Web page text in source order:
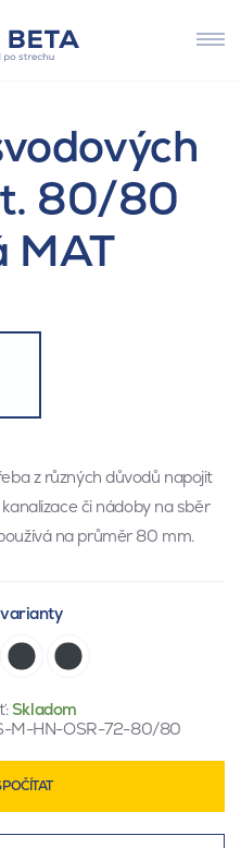
80/80
MAT
z různých důvodů napojit
či nádoby na sběr
na průměr 80 mm.
Skladom
M-HN-OSR-72-80/80